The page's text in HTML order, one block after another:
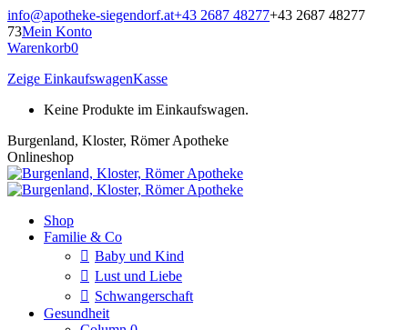
Zum
Inhalt
springen
info@apotheke-siegendorf.at+43 2687 48277+43 2687 48277
73Mein Konto
Warenkorb0
Zeige EinkaufswagenKasse
Keine Produkte im Einkaufswagen.
Burgenland, Kloster, Römer Apotheke
Onlineshop
Shop
Familie & Co
Baby und Kind
Lust und Liebe
Schwangerschaft
Gesundheit